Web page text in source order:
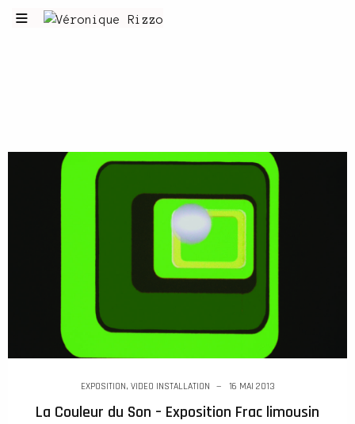
EXPOSITION, VIDEO INSTALLATION 16 MAI 2013
La Couleur du Son – Exposition Frac limousin